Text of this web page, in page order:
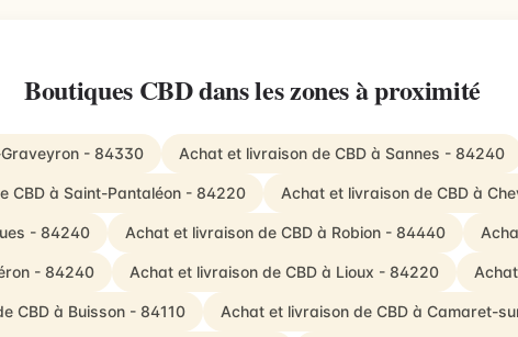
Boutiques CBD dans les zones à proximité
- 84330 Achat et livraison de CBD à Sannes - 84240
CBD à Saint-Pantaléon - 84220 Achat et livraison de CBD à
- 84240 Achat et livraison de CBD à Robion - 84440
- 84240 Achat et livraison de CBD à Lioux - 84220
CBD à Buisson - 84110 Achat et livraison de CBD à Camaret-